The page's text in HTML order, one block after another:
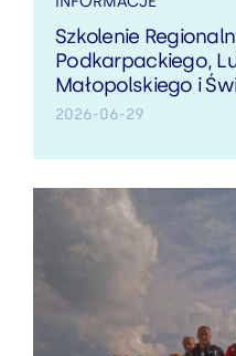
Szkolenie
Podkarpackiego,
Małopolskiego i
2026-06-29